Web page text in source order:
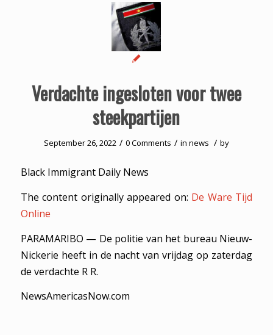
Verdachte ingesloten voor twee
steekpartijen
September 26, 2022 / 0 Comments / in news / by
Black Immigrant Daily News
The content originally appeared on: De Ware Tijd
Online
PARAMARIBO — De politie van het bureau Nieuw-
Nickerie heeft in de nacht van vrijdag op zaterdag
de verdachte R R.
NewsAmericasNow.com